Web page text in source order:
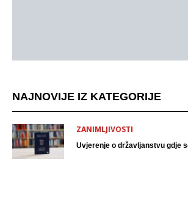
NAJNOVIJE IZ KATEGORIJE
ZANIMLJIVOSTI
Uvjerenje o državljanstvu gdje